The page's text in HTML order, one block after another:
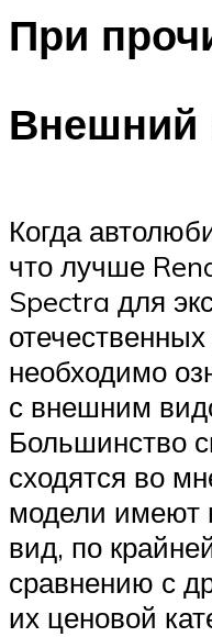
При
Внешний
Когда
что лучше
Spectra для
необходимо
с внешним
Большинство
сходятся во
модели имеют
вид, по
сравнению с
их ценовой